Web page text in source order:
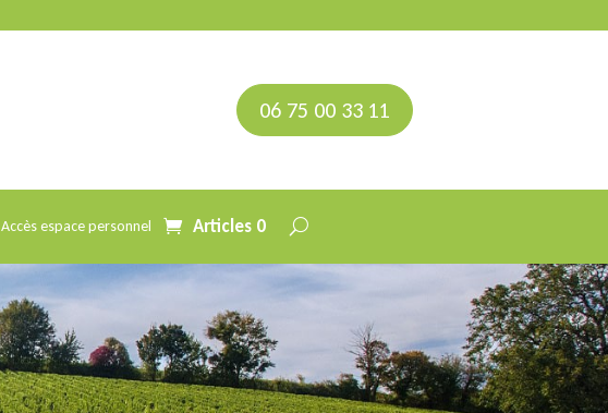
06 75 00 33 11
Accès espace personnel Articles 0